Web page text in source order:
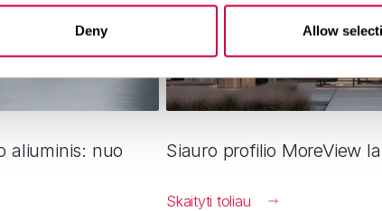
Deny Allow
aliuminis: nuo
Siauro profilio MoreView
Skaityti toliau